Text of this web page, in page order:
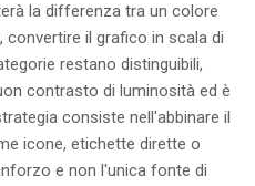
la differenza tra un colore
il grafico in scala di
restano distinguibili,
contrasto di luminosità ed è
consiste nell'abbinare il
icone, etichette dirette o
e non l'unica fonte di